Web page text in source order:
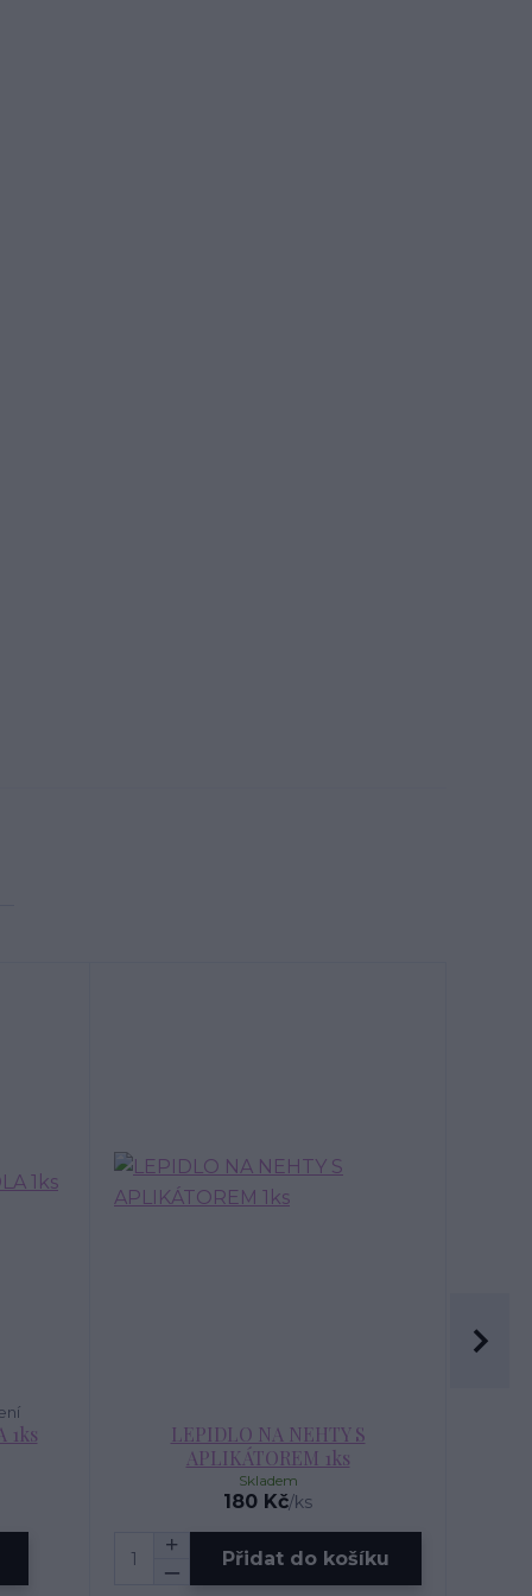
1ks
LEPIDLO NA NEHTY S
APLIKÁTOREM 1ks
180 Kč/ks
Skladem
Přidat do košíku